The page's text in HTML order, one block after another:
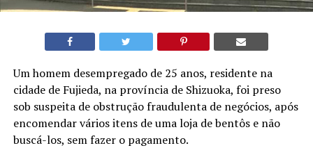
Um homem desempregado de 25 anos, residente na
cidade de Fujieda, na província de Shizuoka, foi preso
sob suspeita de obstrução fraudulenta de negócios, após
encomendar vários itens de uma loja de bentôs e não
buscá-los, sem fazer o pagamento.